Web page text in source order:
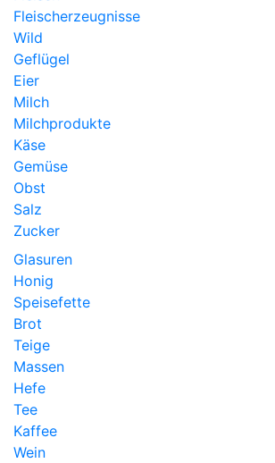
Fleischerzeugnisse
Wild
Geflügel
Eier
Milch
Milchprodukte
Käse
Gemüse
Obst
Salz
Zucker
Glasuren
Honig
Speisefette
Brot
Teige
Massen
Hefe
Tee
Kaffee
Wein